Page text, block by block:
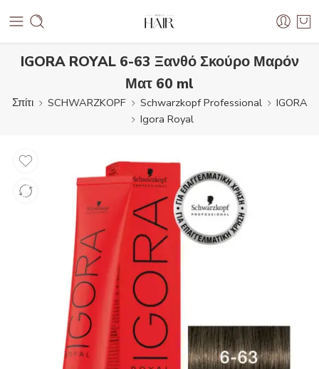
IGORA ROYAL 6-63 Ξανθό Σκούρο Μαρόν
Ματ 60 ml
Σπίτι SCHWARZKOPF Schwarzkopf Professional
IGORA
Igora Royal